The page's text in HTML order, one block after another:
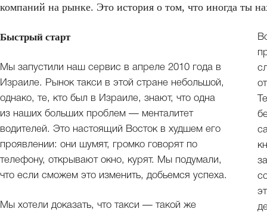
компаний на рынке. Это история о том, что иногда ты
Быстрый старт
Мы запустили наш сервис в апреле 2010 года в
Израиле. Рынок такси в этой стране небольшой,
однако, те, кто был в Израиле, знают, что одна
из наших больших проблем — менталитет
водителей. Это настоящий Восток в худшем его
проявлении: они шумят, громко говорят по
телефону, открывают окно, курят. Мы подумали,
что если сможем это изменить, добьемся успеха.
Мы хотели доказать, что такси — такой же